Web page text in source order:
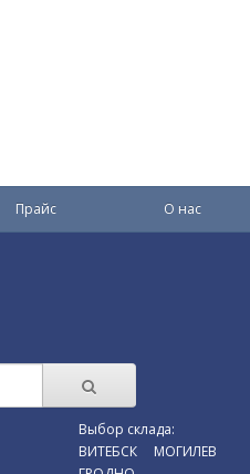
Прайс О нас
Выбор склада:
ВИТЕБСК
МОГИЛЕВ